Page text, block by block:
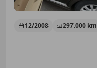
12/2008 297.000 km